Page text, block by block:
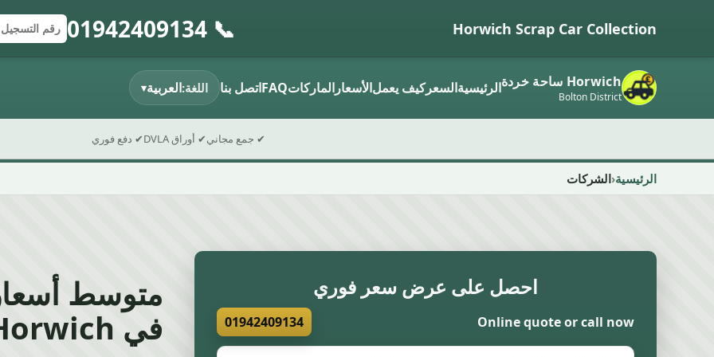
Horwich Scrap Car Collection
📞 01942409134 رقم التسجيل
الرمز البريدي
إرسال النموذج
Horwich ساحة خردة
Bolton District الرئيسيةالسعركيف يعملالأسعارالماركاتFAQاتصل بنا اللغة:العربية▾
✔ جمع مجاني✔ أوراق DVLA ✔ دفع فوري
الرئيسية الشركات
احصل على عرض سعر فوري
Online quote or call now
01942409134
متوسط
في Horwich